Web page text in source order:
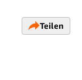
Teilen